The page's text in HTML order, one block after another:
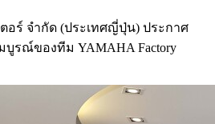
อร์ จำกัด (ประเทศญี่ปุ่น) ประกาศ
รณ์ของทีม YAMAHA Factory